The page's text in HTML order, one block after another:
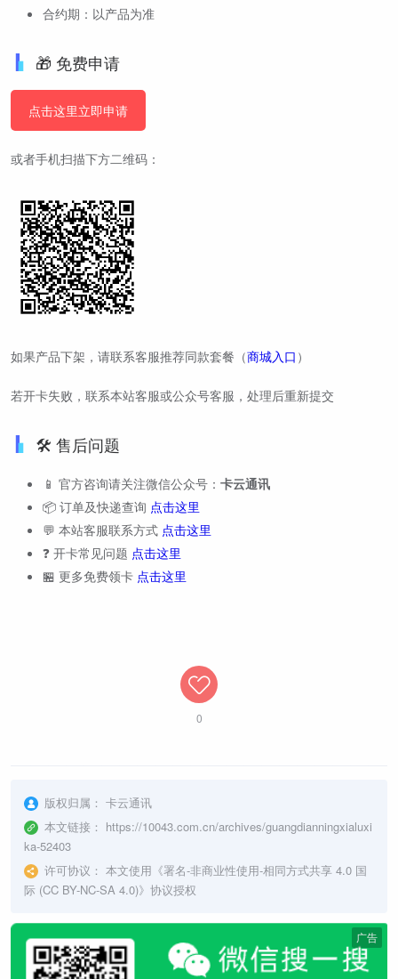
合约期：以产品为准
🎁 免费申请
点击这里立即申请
或者手机扫描下方二维码：
如果产品下架，请联系客服推荐同款套餐（商城入口 ）
若开卡失败，联系本站客服或公众号客服，处理后重新提交
🛠️ 售后问题
📱 官方咨询请关注微信公众号： 卡云通讯
📦 订单及快递查询 点击这里
💬 本站客服联系方式 点击这里
❓ 开卡常见问题 点击这里
🏪 更多免费领卡 点击这里
0
版权归属： 卡云通讯
本文链接： https://10043.com.cn/archives/guangdianningxialuxi
ka-52403
许可协议： 本文使用《署名-非商业性使用-相同方式共享 4.0 国
际 (CC BY-NC-SA 4.0)》协议授权
广告